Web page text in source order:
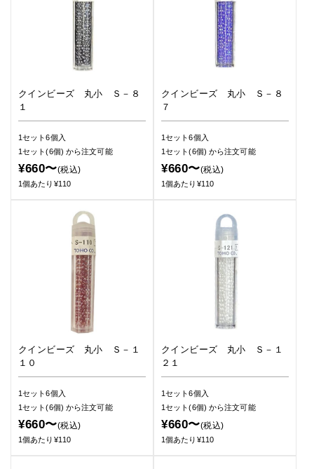
クインビーズ 丸小 Ｓ－８
１
1セット6個入
1セット(6個) から注文可能
¥660〜(税込)
1個あたり¥110
クインビーズ 丸小 Ｓ－８
７
1セット6個入
1セット(6個) から注文可能
¥660〜(税込)
1個あたり¥110
クインビーズ 丸小 Ｓ－１
１０
1セット6個入
1セット(6個) から注文可能
¥660〜(税込)
1個あたり¥110
クインビーズ 丸小 Ｓ－１
２１
1セット6個入
1セット(6個) から注文可能
¥660〜(税込)
1個あたり¥110